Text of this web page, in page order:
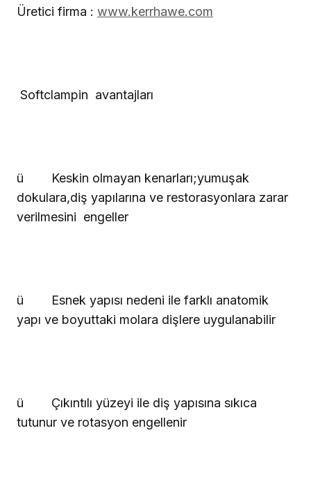
Üretici firma : www.kerrhawe.com
Softclampin avantajları
ü
Keskin olmayan kenarları;yumuşak
dokulara,diş yapılarına ve restorasyonlara zarar
verilmesini engeller
ü
Esnek yapısı nedeni ile farklı anatomik
yapı ve boyuttaki molara dişlere uygulanabilir
ü
Çıkıntılı yüzeyi ile diş yapısına sıkıca
tutunur ve rotasyon engellenir